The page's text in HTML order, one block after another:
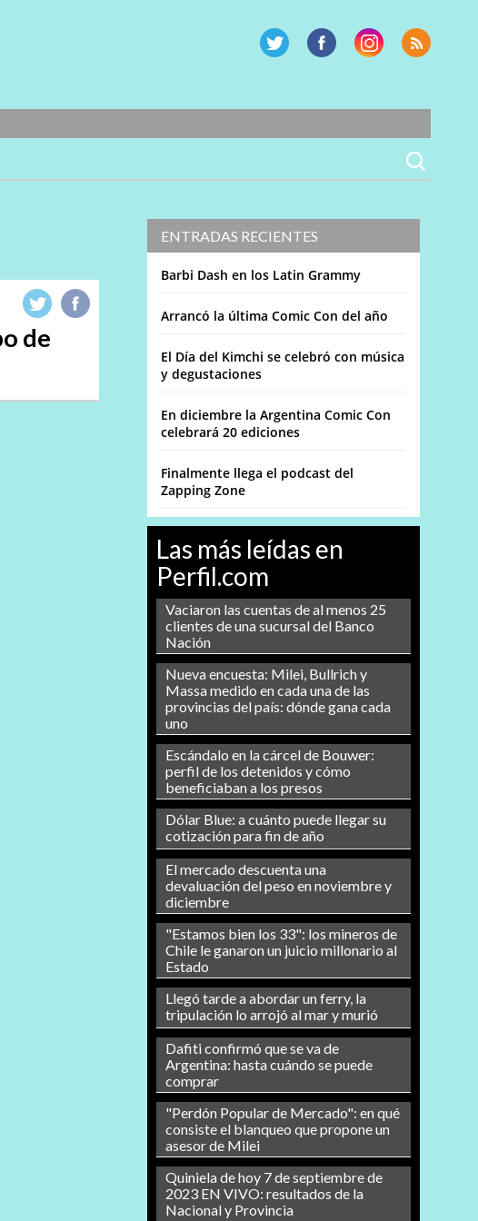
ENTRADAS RECIENTES
Barbi Dash en los Latin Grammy
Arrancó la última Comic Con del año
El Día del Kimchi se celebró con música
y degustaciones
En diciembre la Argentina Comic Con
celebrará 20 ediciones
Finalmente llega el podcast del
Zapping Zone
Las más leídas en
Perfil.com
Vaciaron las cuentas de al menos 25
clientes de una sucursal del Banco
Nación
Nueva encuesta: Milei, Bullrich y
Massa medido en cada una de las
provincias del país: dónde gana cada
uno
Escándalo en la cárcel de Bouwer:
perfil de los detenidos y cómo
beneficiaban a los presos
Dólar Blue: a cuánto puede llegar su
cotización para fin de año
El mercado descuenta una
devaluación del peso en noviembre y
diciembre
"Estamos bien los 33": los mineros de
Chile le ganaron un juicio millonario al
Estado
Llegó tarde a abordar un ferry, la
tripulación lo arrojó al mar y murió
Dafiti confirmó que se va de
Argentina: hasta cuándo se puede
comprar
"Perdón Popular de Mercado": en qué
consiste el blanqueo que propone un
asesor de Milei
Quiniela de hoy 7 de septiembre de
2023 EN VIVO: resultados de la
Nacional y Provincia
de